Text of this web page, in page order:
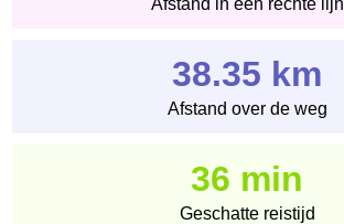
38.35 km
Afstand over de weg
36 min
Geschatte reistijd